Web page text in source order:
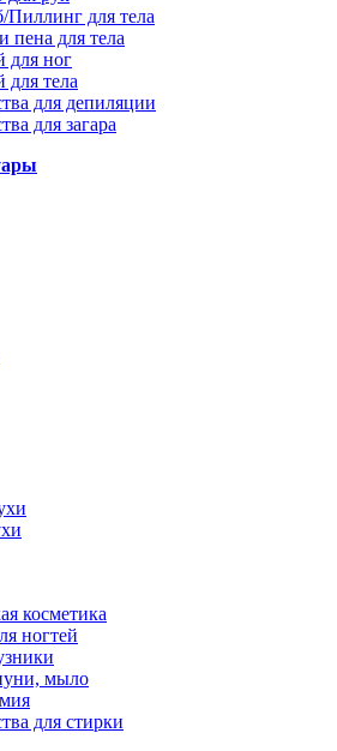
Пиллинг для тела
пена для тела
для ног
для тела
для депиляции
для загара
косметика
ногтей
мыло
для стирки